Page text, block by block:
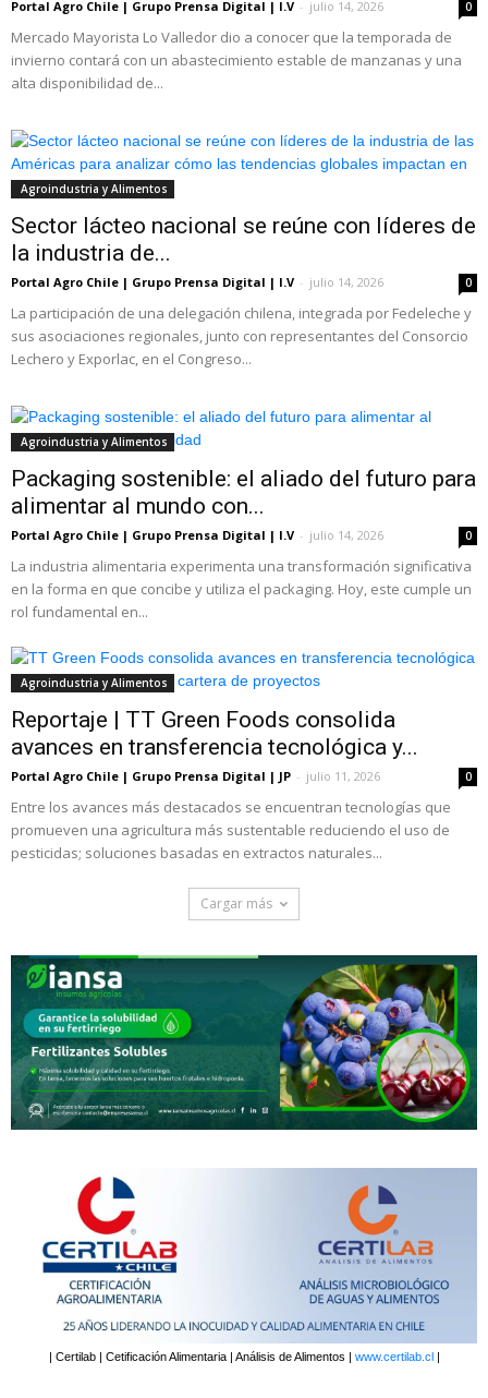
Portal Agro Chile | Grupo Prensa Digital | I.V - julio 14, 2026 0
Mercado Mayorista Lo Valledor dio a conocer que la temporada de
invierno contará con un abastecimiento estable de manzanas y una
alta disponibilidad de...
Agroindustria y Alimentos
Sector lácteo nacional se reúne con líderes de
la industria de...
Portal Agro Chile | Grupo Prensa Digital | I.V - julio 14, 2026 0
La participación de una delegación chilena, integrada por Fedeleche y
sus asociaciones regionales, junto con representantes del Consorcio
Lechero y Exporlac, en el Congreso...
Agroindustria y Alimentos
Packaging sostenible: el aliado del futuro para
alimentar al mundo con...
Portal Agro Chile | Grupo Prensa Digital | I.V - julio 14, 2026 0
La industria alimentaria experimenta una transformación significativa
en la forma en que concibe y utiliza el packaging. Hoy, este cumple un
rol fundamental en...
Agroindustria y Alimentos
Reportaje | TT Green Foods consolida
avances en transferencia tecnológica y...
Portal Agro Chile | Grupo Prensa Digital | JP - julio 11, 2026 0
Entre los avances más destacados se encuentran tecnologías que
promueven una agricultura más sustentable reduciendo el uso de
pesticidas; soluciones basadas en extractos naturales...
Cargar más
| Certilab | Cetificación Alimentaria | Análisis de Alimentos | www.certilab.cl|